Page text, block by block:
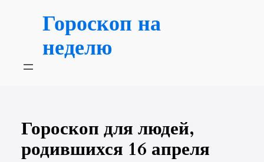
содержимомуГороскоп на
неделю
Гороскоп для людей,
родившихся 16 апреля